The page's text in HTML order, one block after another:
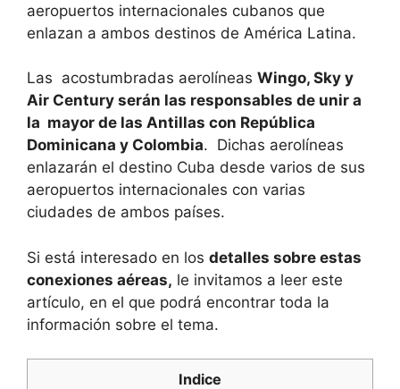
aeropuertos internacionales cubanos que
enlazan a ambos destinos de América Latina.
Las acostumbradas aerolíneas Wingo, Sky y
Air Century serán las responsables de unir a
la mayor de las Antillas con República
Dominicana y Colombia. Dichas aerolíneas
enlazarán el destino Cuba desde varios de sus
aeropuertos internacionales con varias
ciudades de ambos países.
Si está interesado en los detalles sobre estas
conexiones aéreas, le invitamos a leer este
artículo, en el que podrá encontrar toda la
información sobre el tema.
Indice